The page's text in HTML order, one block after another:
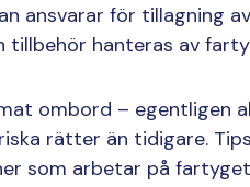
ansvarar för tillagning
tillbehör hanteras av
ombord – egentligen
rätter än tidigare.
som arbetar på